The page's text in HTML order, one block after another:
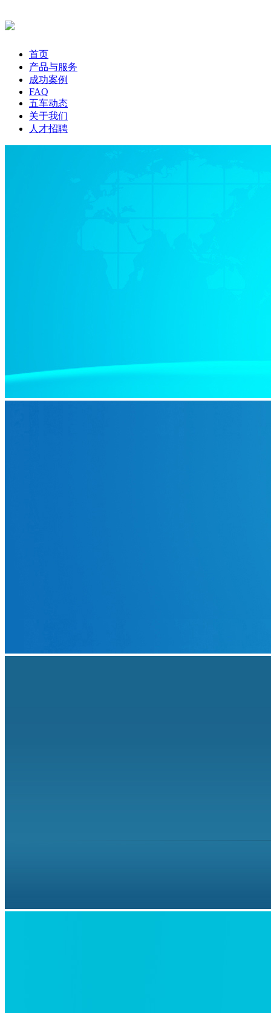
首页
产品与服务
成功案例
FAQ
五车动态
关于我们
人才招聘